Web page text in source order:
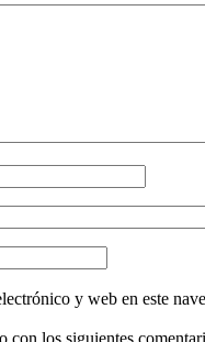
y web en este
los siguientes